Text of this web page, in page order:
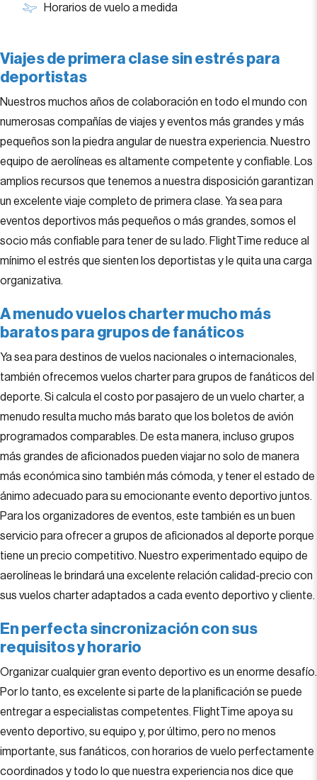
Horarios de vuelo a medida
Viajes de primera clase sin estrés para
deportistas
Nuestros muchos años de colaboración en todo el mundo con
numerosas compañías de viajes y eventos más grandes y más
pequeños son la piedra angular de nuestra experiencia. Nuestro
equipo de aerolíneas es altamente competente y confiable. Los
amplios recursos que tenemos a nuestra disposición garantizan
un excelente viaje completo de primera clase. Ya sea para
eventos deportivos más pequeños o más grandes, somos el
socio más confiable para tener de su lado. FlightTime reduce al
mínimo el estrés que sienten los deportistas y le quita una carga
organizativa.
A menudo vuelos charter mucho más
baratos para grupos de fanáticos
Ya sea para destinos de vuelos nacionales o internacionales,
también ofrecemos vuelos charter para grupos de fanáticos del
deporte. Si calcula el costo por pasajero de un vuelo charter, a
menudo resulta mucho más barato que los boletos de avión
programados comparables. De esta manera, incluso grupos
más grandes de aficionados pueden viajar no solo de manera
más económica sino también más cómoda, y tener el estado de
ánimo adecuado para su emocionante evento deportivo juntos.
Para los organizadores de eventos, este también es un buen
servicio para ofrecer a grupos de aficionados al deporte porque
tiene un precio competitivo. Nuestro experimentado equipo de
aerolíneas le brindará una excelente relación calidad-precio con
sus vuelos charter adaptados a cada evento deportivo y cliente.
En perfecta sincronización con sus
requisitos y horario
Organizar cualquier gran evento deportivo es un enorme desafío.
Por lo tanto, es excelente si parte de la planificación se puede
entregar a especialistas competentes. FlightTime apoya su
evento deportivo, su equipo y, por último, pero no menos
importante, sus fanáticos, con horarios de vuelo perfectamente
coordinados y todo lo que nuestra experiencia nos dice que